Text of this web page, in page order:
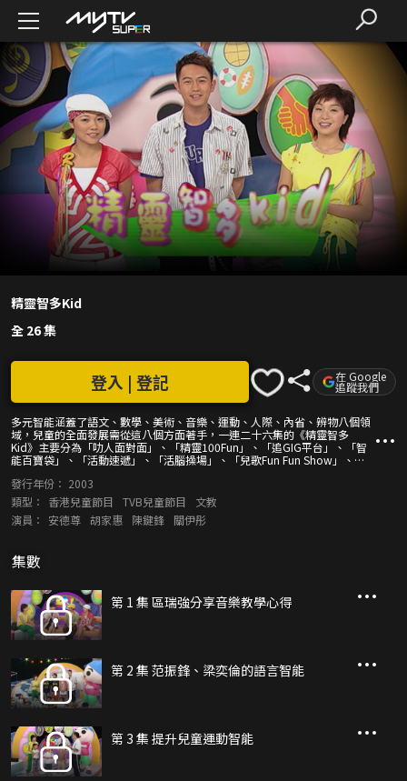
精靈智多Kid
全 26 集
多元智能涵蓋了語文、數學、美術、音樂、運動、人際、內省、辨物八個領
域，兒童的全面發展需從這八個方面著手，一連二十六集的《精靈智多
Kid》主要分為「叻人面對面」、「精靈100Fun」、「追GIG平台」、「智
能百寶袋」、「活動速遞」、「活腦操場」、「兒歌Fun Fun Show」、
人面對面」廣邀「民歌王子」區瑞強、唱片騎師范振鋒與梁奕倫、Harry哥
哥、影視歌三棲藝人鍾欣桐、魔術師譚永銓及歐宏亮、青山醫院精神科醫生
曾繁光、插畫師鄺志文、漫畫家馬龍、精通六種語言的馬來西亞籍藝人張
寧、國際康體專業學院院長邵力子、香港小學及初中數學奧林匹克代表隊總
物八方面智能時所得的經驗。他們或會作客「精靈100Fun」，教小朋友一
育、音樂等方面表現優異的小朋友，他們於節目中表演專長之餘，還分享學
習這些技能的經歷。「智能百寶袋」由名人、藝人分享提升多元智能的寶貴
經驗與建議。「活動速遞」顧名思義，介紹城中青少年活動，以及適合兒童
學習的休閒好去處。「活腦操場」，主持與觀眾齊齊動腦，解決刁鑽的IQ
題。「兒歌Fun Fun Show」推介經典好聽的兒童歌曲。互動遊戲「精靈豬
活、學習中遇到問題時的思維能力。 另外特設三集「智能大測試」，小朋友
聯同家庭成員一起參賽，各隊展開智能「廝殺」，爭奪終極冠軍。
登入 | 登記 在 Google
追蹤我們
發行年份： 2003
類型：
香港兒童節目 TVB兒童節目
文教
演員：
安德尊 胡家惠 陳鍵鋒 關伊彤
集數
第 1 集 區瑞強分享音樂教學心得
第 2 集 范振鋒、梁奕倫的語言智能
第 3 集 提升兒童運動智能